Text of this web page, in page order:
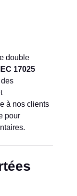
double
17025
à nos clients
pour